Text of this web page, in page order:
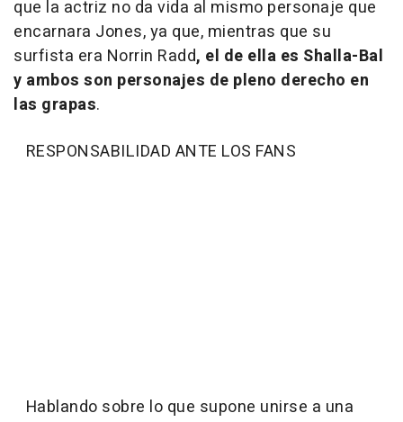
que la actriz no da vida al mismo personaje que
encarnara Jones, ya que, mientras que su
surfista era Norrin Radd, el de ella es Shalla-Bal
y ambos son personajes de pleno derecho en
las grapas.
RESPONSABILIDAD ANTE LOS FANS
Hablando sobre lo que supone unirse a una